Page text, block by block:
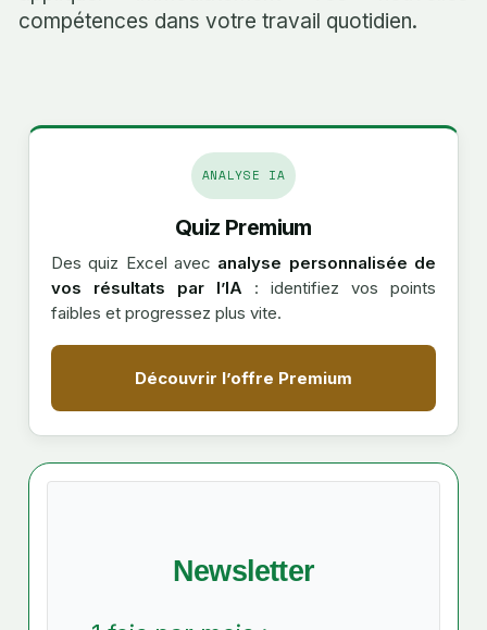
compétences dans votre travail quotidien.
ANALYSE IA
Quiz Premium
Des quiz Excel avec analyse personnalisée de
vos résultats par l’IA : identifiez vos points
faibles et progressez plus vite.
Découvrir l’offre Premium
Newsletter